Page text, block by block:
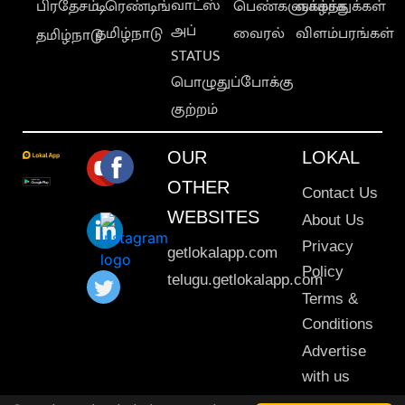
பிரதேசம்
தமிழ்நாடு
டிரெண்டிங்
தமிழ்நாடு அப்
STATUS
பொழுதுப்போக்கு
குற்றம்
பெண்களுக்காக
வைரல்
வாழ்த்துக்கள்
விளம்பரங்கள்
OUR
OTHER
WEBSITES
getlokalapp.com
telugu.getlokalapp.com
LOKAL
Contact Us
About Us
Privacy
Policy
Terms &
Conditions
Advertise
with us